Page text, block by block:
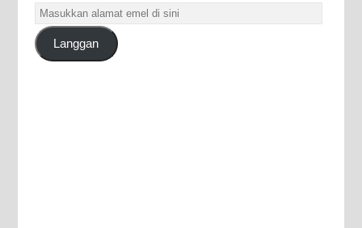
Masukkan
alamat
emelLanggan